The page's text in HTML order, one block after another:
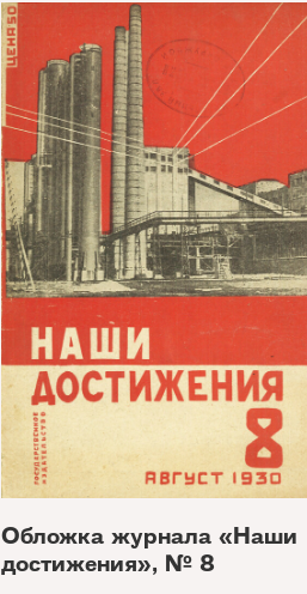
Обложка журнала «Наши
достижения», № 8